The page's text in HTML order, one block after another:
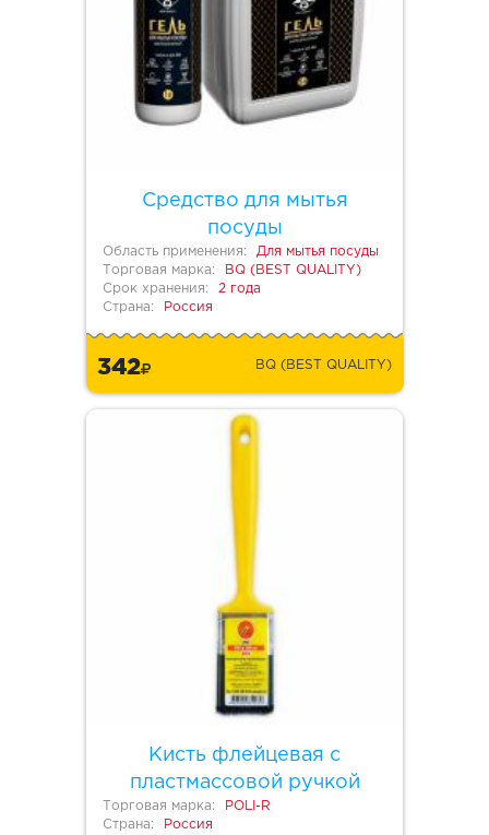
Средство для мытья
посуды
Область применения:
Для мытья посуды
Торговая марка:
BQ (BEST QUALITY)
Срок хранения:
2 года
Страна:
Россия
342 BQ (BEST QUALITY)
Кисть флейцевая с
пластмассовой ручкой
Торговая марка:
POLI-R
Страна:
Россия